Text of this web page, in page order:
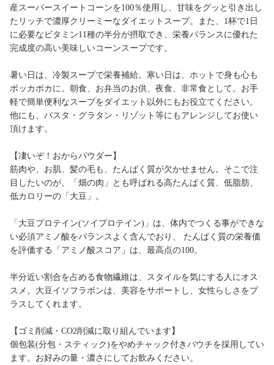
産スーパースイートコーンを100％使用し、甘味をグッと引き出し
たリッチで濃厚クリーミーなダイエットスープ。また、1杯で1日
に必要なビタミン11種の半分が摂取でき、栄養バランスに優れた
完成度の高い美味しいコーンスープです。
暑い日は、冷製スープで栄養補給。寒い日は、ホットで身も心も
ポッカポカに。朝食、お弁当のお供、夜食、非常食として。お手
軽で簡単便利なスープをダイエット以外にもお役立てください。
他にも、パスタ・グラタン・リゾット等にもアレンジしてお使い
頂けます。
【凄いぞ！おからパウダー】
筋肉や、お肌、髪の毛も、たんぱく質が欠かせません。そこで注
目したいのが、「畑の肉」とも呼ばれる高たんぱく質、低脂肪、
低カロリーの「大豆」。
「大豆プロテイン(ソイプロテイン)」は、体内でつくる事ができな
い必須アミノ酸をバランスよく含んでおり、 たんぱく質の栄養価
を評価する「アミノ酸スコア」は、最高点の100。
半分近い割合を占める食物繊維は、スタイルを気にする人にオス
スメ。大豆イソフラボンは、美容をサポートし、女性らしさをプ
ラスしてくれます。
【ゴミ削減・CO2削減に取り組んでいます】
個包装(分包・スティック)をやめチャック付きパウチを採用してい
ます。お好みの量・濃さにしてお飲みください。